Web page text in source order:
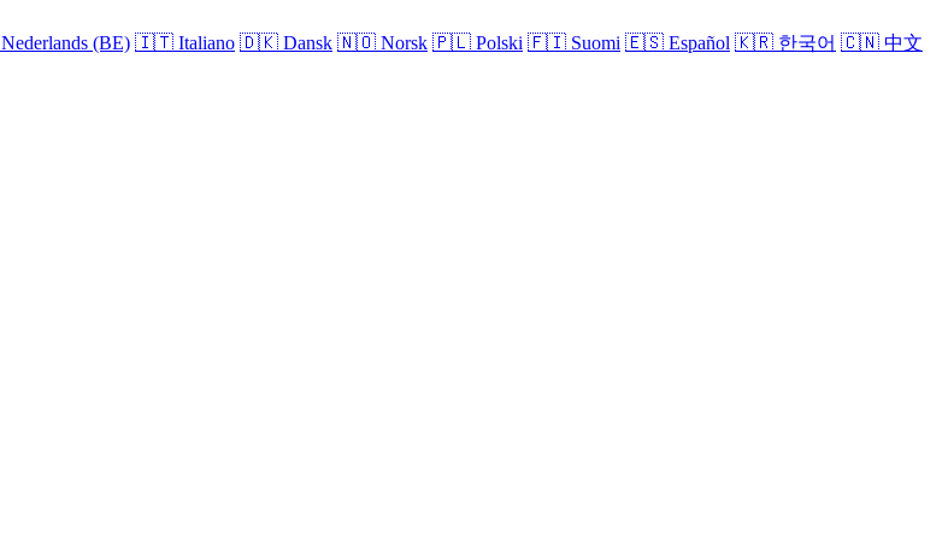
Nederlands (BE) 🇮🇹 Italiano 🇩🇰 Dansk 🇳🇴 Norsk 🇵🇱 Polski 🇫🇮 Suomi 🇪🇸 Español 🇰🇷 한국어 🇨🇳 中文